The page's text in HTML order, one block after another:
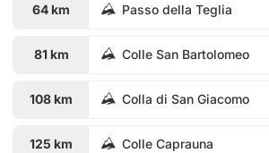
64 km Passo della Teglia
81 km Colle San Bartolomeo
108 km Colla di San Giacomo
125 km Colle Caprauna